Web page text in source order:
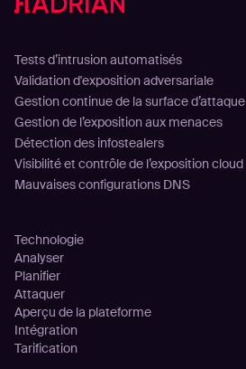
Tests d’intrusion automatisés
Validation d'exposition adversariale
Gestion continue de la surface d’attaque
Gestion de l’exposition aux menaces
Détection des infostealers
Visibilité et contrôle de l’exposition cloud
Mauvaises configurations DNS
Technologie
Analyser
Planifier
Attaquer
Aperçu de la plateforme
Intégration
Tarification